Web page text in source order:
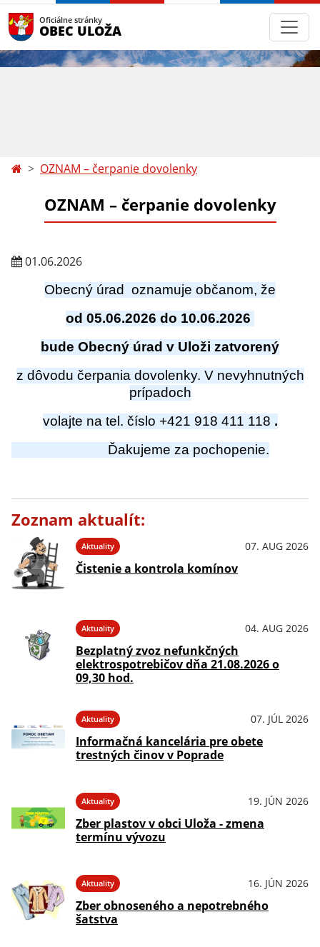
Oficiálne stránky
OBEC ULOŽA
OZNAM – čerpanie dovolenky
OZNAM – čerpanie dovolenky
01.06.2026
Obecný úrad oznamuje občanom, že
od 05.06.2026 do 10.06.2026
bude Obecný úrad v Uloži zatvorený
z dôvodu čerpania dovolenky. V nevyhnutných
prípadoch
volajte na tel. číslo +421 918 411 118 .
Ďakujeme za pochopenie.
Zoznam aktualít:
Aktuality 07. AUG 2026
Čistenie a kontrola komínov
Aktuality 04. AUG 2026
Bezplatný zvoz nefunkčných
elektrospotrebičov dňa 21.08.2026 o
09,30 hod.
Aktuality 07. JÚL 2026
Informačná kancelária pre obete
trestných činov v Poprade
Aktuality 19. JÚN 2026
Zber plastov v obci Uloža - zmena
termínu vývozu
Aktuality 16. JÚN 2026
Zber obnoseného a nepotrebného
šatstva